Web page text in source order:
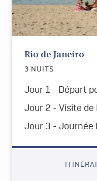
Rio de Janeiro
3 NUITS
Jour 1 - Départ
Jour 2 - Visite de
Jour 3 - Journée